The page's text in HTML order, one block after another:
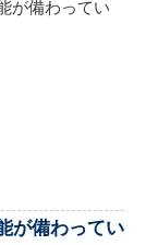
が備わってい
が備わってい